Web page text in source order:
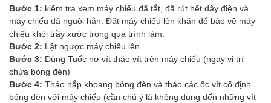
Bước 1: kiểm tra xem máy chiếu đã tắt, đã rút hết dây điện và
máy chiếu đã nguội hẳn. Đặt máy chiếu lên khăn để bảo vệ máy
chiếu khỏi trầy xước trong quá trình làm.
Bước 2: Lật ngược máy chiếu lên.
Bước 3: Dùng Tuốc nơ vít tháo vít trên máy chiếu (ngay vị trí
chứa bóng đèn)
Bước 4: Tháo nắp khoang bóng đèn và tháo các ốc vít cố định
bóng đèn với máy chiếu (cần chú ý là không đụng đến những vít